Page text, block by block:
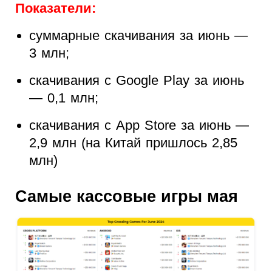
Показатели:
суммарные скачивания за июнь —
3 млн;
скачивания с Google Play за июнь
— 0,1 млн;
скачивания с App Store за июнь —
2,9 млн (на Китай пришлось 2,85
млн)
Самые кассовые игры мая